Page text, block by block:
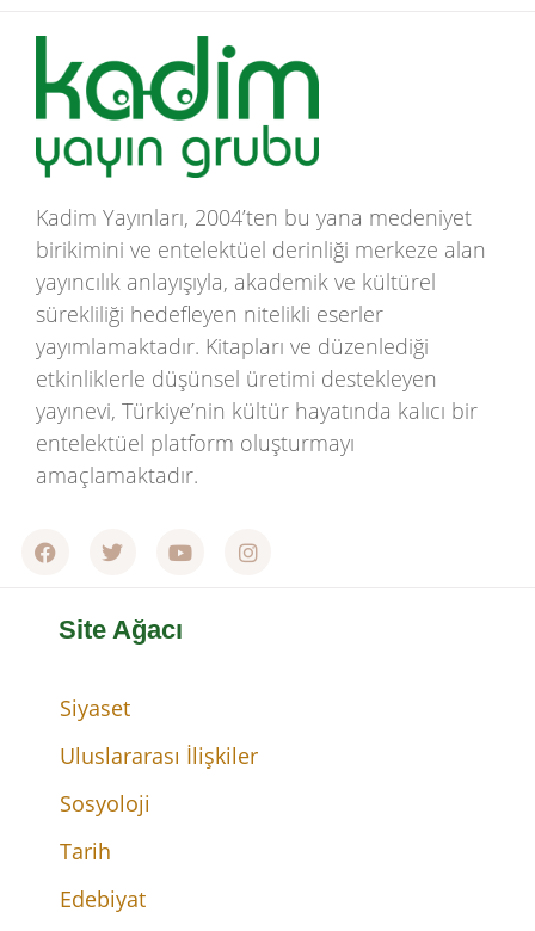
Kadim Yayınları, 2004’ten bu yana medeniyet
birikimini ve entelektüel derinliği merkeze alan
yayıncılık anlayışıyla, akademik ve kültürel
sürekliliği hedefleyen nitelikli eserler
yayımlamaktadır. Kitapları ve düzenlediği
etkinliklerle düşünsel üretimi destekleyen
yayınevi, Türkiye’nin kültür hayatında kalıcı bir
entelektüel platform oluşturmayı
amaçlamaktadır.
Site Ağacı
Siyaset
Uluslararası İlişkiler
Sosyoloji
Tarih
Edebiyat